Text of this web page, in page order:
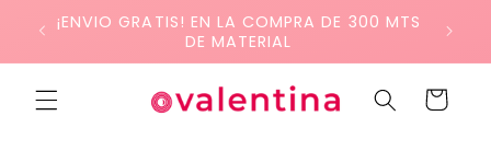
directamente
¡ENVIO GRATIS! EN LA COMPRA DE 300 MTS
DE MATERIAL
Carrito